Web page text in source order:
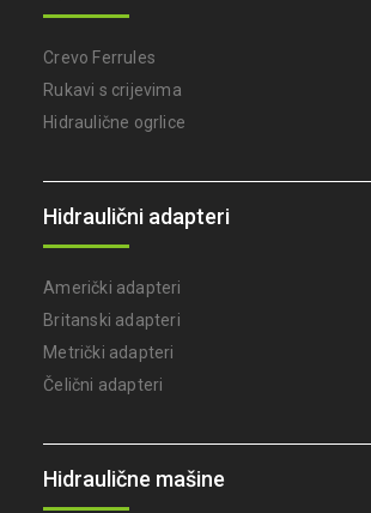
Crevo Ferrules
Rukavi s crijevima
Hidraulične ogrlice
Hidraulični adapteri
Američki adapteri
Britanski adapteri
Metrički adapteri
Čelični adapteri
Hidraulične mašine